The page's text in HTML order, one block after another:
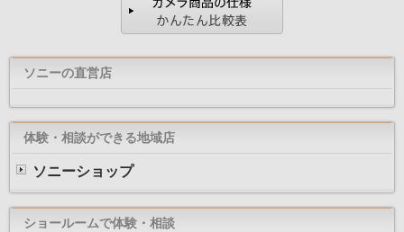
ソニーの直営店
体験・相談ができる地域店
ソニーショップ
ショールームで体験・相談